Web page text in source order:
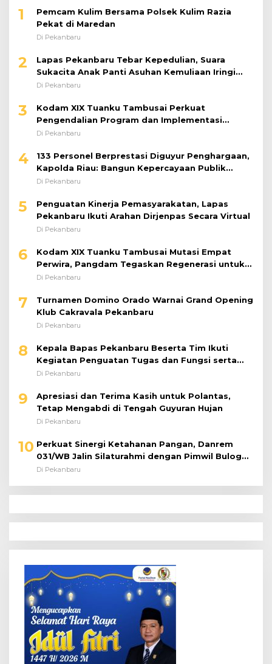
1
Pemcam Kulim Bersama Polsek Kulim Razia
Pekat di Maredan
Di Pekanbaru
2
Lapas Pekanbaru Tebar Kepedulian, Suara
Sukacita Anak Panti Asuhan Kemuliaan Iringi
Bantuan Sosial
Di Pekanbaru
3
Kodam XIX Tuanku Tambusai Perkuat
Pengendalian Program dan Implementasi
Doktrin TNI AD
Di Pekanbaru
4
133 Personel Berprestasi Diguyur Penghargaan,
Kapolda Riau: Bangun Kepercayaan Publik
dengan Karya Nyata
Di Pekanbaru
5
Penguatan Kinerja Pemasyarakatan, Lapas
Pekanbaru Ikuti Arahan Dirjenpas Secara Virtual
Di Pekanbaru
6
Kodam XIX Tuanku Tambusai Mutasi Empat
Perwira, Pangdam Tegaskan Regenerasi untuk
Perkuat Kinerja Satuan
Di Pekanbaru
7
Turnamen Domino Orado Warnai Grand Opening
Klub Cakravala Pekanbaru
Di Pekanbaru
8
Kepala Bapas Pekanbaru Beserta Tim Ikuti
Kegiatan Penguatan Tugas dan Fungsi serta
Paparan Penempatan WBP ke Lapas Terbuka
Di Pekanbaru
9
Apresiasi dan Terima Kasih untuk Polantas,
Tetap Mengabdi di Tengah Guyuran Hujan
Di Pekanbaru
10 Perkuat Sinergi Ketahanan Pangan, Danrem
031/WB Jalin Silaturahmi dengan Pimwil Bulog
Riau dan Kepri
Di Pekanbaru